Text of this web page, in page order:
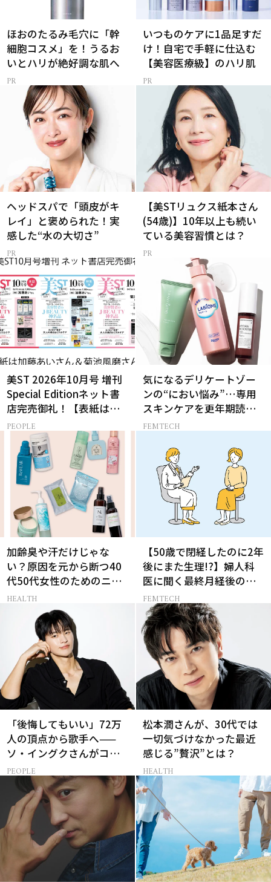
ほおのたるみ毛穴に「幹
細胞コスメ」を！うるお
いとハリが絶好調な肌へ
いつものケアに1品足すだ
け！自宅で手軽に仕込む
【美容医療級】のハリ肌
ヘッドスパで「頭皮がキ
レイ」と褒められた！実
感した“水の大切さ”
【美STリュクス紙本さん
(54歳)】10年以上も続い
ている美容習慣とは？
美ST 2026年10月号 増刊
Special Editionネット書
店完売御礼！【表紙は加
藤あいさん＆菊池風磨さ
ん】
PEOPLE
気になるデリケートゾー
ンの“におい悩み”…専用
スキンケアを更年期読者
が本気でお試し！
FEMTECH
加齢臭や汗だけじゃな
い？原因を元から断つ40
代50代女性のためのニオ
イケア
HEALTH
【50歳で閉経したのに2年
後にまた生理!?】婦人科
医に聞く最終月経後の出
血の対処法
FEMTECH
「後悔してもいい」72万
人の頂点から歌手へ——
ソ・イングクさんがコツ
コツ頑張れる原動力とは
PEOPLE
松本潤さんが、30代では
一切気づけなかった最近
感じる”贅沢”とは？
HEALTH